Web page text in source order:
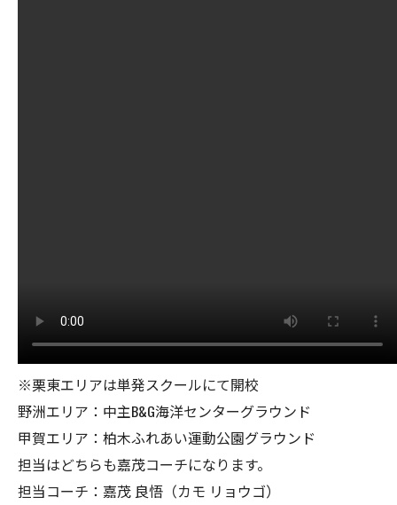
※栗東エリアは単発スクールにて開校
野洲エリア：中主B&G海洋センターグラウンド
甲賀エリア：柏木ふれあい運動公園グラウンド
担当はどちらも嘉茂コーチになります。
担当コーチ：嘉茂 良悟（カモ リョウゴ）